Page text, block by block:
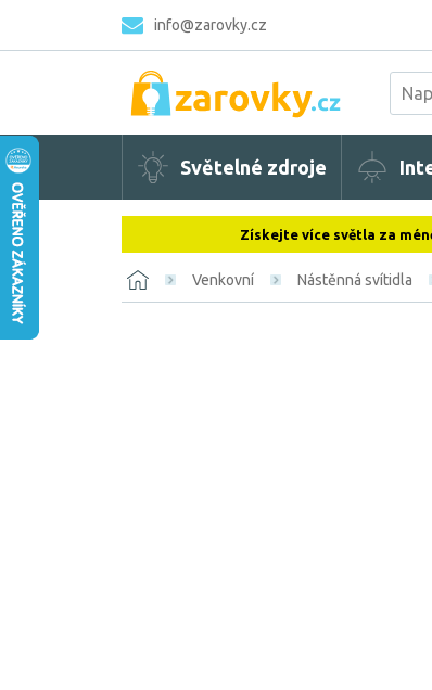
info@zarovky.cz
Světelné zdroje
Získejte více světla za
Venkovní Nástěnná svítidla